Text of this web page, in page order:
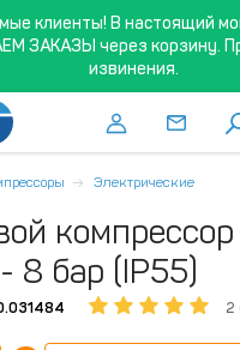
клиенты! В настоящий
ЗАКАЗЫ через корзину.
извинения.
Электрические
компрессор
8 бар (IP55)
2